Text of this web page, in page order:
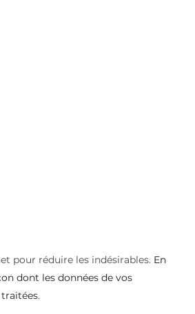
pour réduire les indésirables. En
dont les données de vos
.